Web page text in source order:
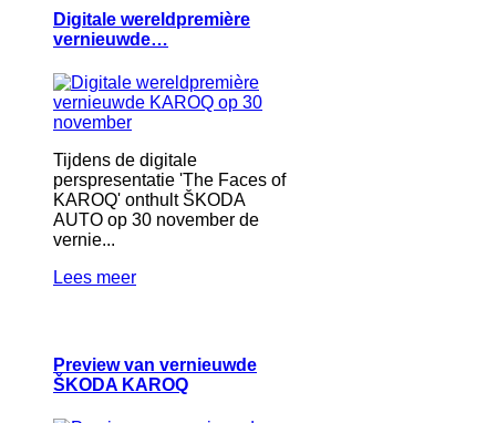
Digitale wereldpremière
vernieuwde…
Tijdens de digitale
perspresentatie 'The Faces of
KAROQ' onthult ŠKODA
AUTO op 30 november de
vernie...
Lees meer
Preview van vernieuwde
ŠKODA KAROQ